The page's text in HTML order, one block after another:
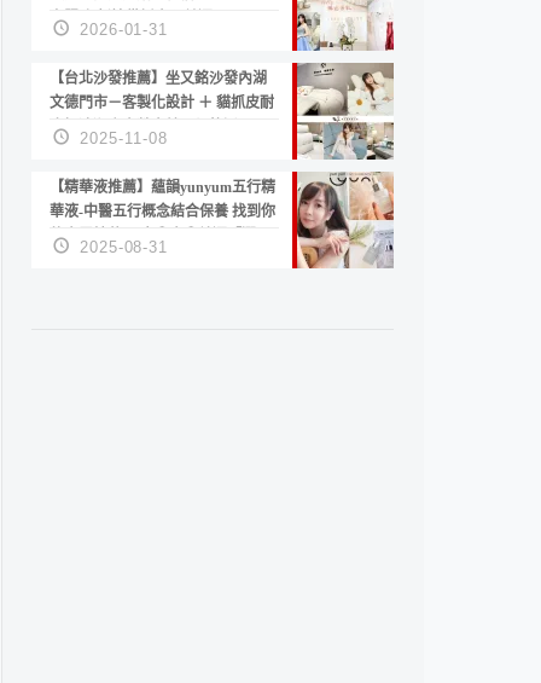
套服務 新娘備婚省心首選！
2026-01-31
【台北沙發推薦】坐又銘沙發內湖
文德門市－客製化設計 ＋ 貓抓皮耐
磨好清潔｜直營直銷、價格透明
高CP值打造夢想居家風格
2025-11-08
【精華液推薦】蘊韻yunyum五行精
華液-中醫五行概念結合保養 找到你
的專屬精華！ 水㊀土㊀就選「潤・
賦精華」維持肌膚剛剛好的平衡
2025-08-31